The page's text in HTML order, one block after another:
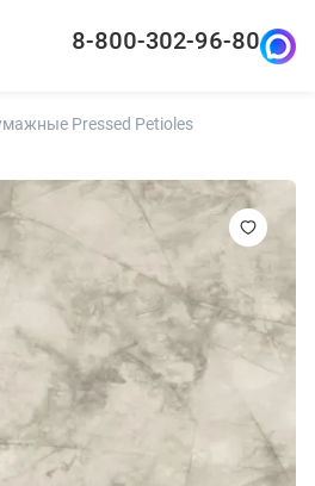
8-800-302-96-80
Pressed Petioles